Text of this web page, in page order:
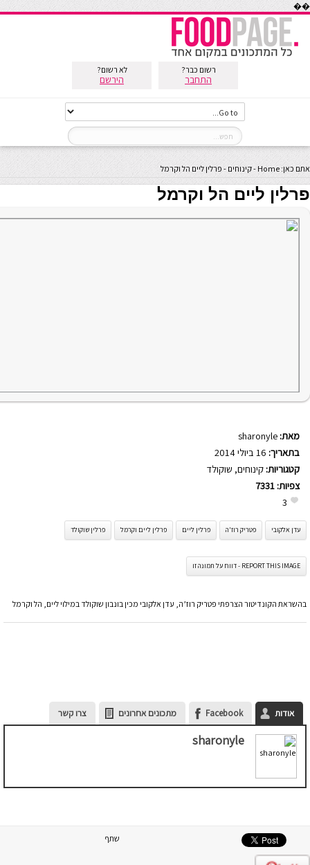
��
רשום כבר?
התחבר
לא רשום?
הירשם
אתם כאן: Home
-קינוחים - פרלין ליים הל וקרמל
פרלין ליים הל וקרמל
מאת: sharonyle
בתאריך:
קטגוריות: קינוחים, שוקולד
צפיות: 7331
3
עדן אלקובי פטריק רוז'ה פרלין ליים פרלין ליים וקרמל פרלין שוקולד
REPORT THIS IMAGE - דווח על תמונה זו
בהשראת הקונדיטור הצרפתי פטריק רוז’ה, עדן אלקובי מכין בונבון שוקולד במילוי ליים, הל וקרמל
אודות Facebook מתכונים אחרונים צרו קשר
sharonyle
שתף